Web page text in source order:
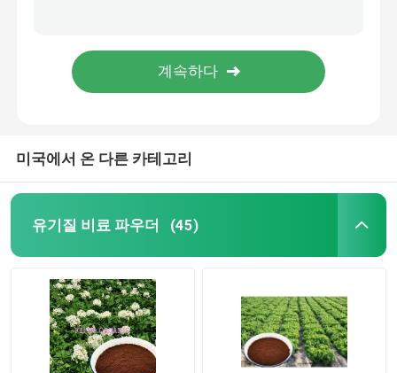
피쉬 공급 첨가제
가금 사료 첨가제
가금류 피 식사
제약 중간체
미국에서 온 다른 카테고리
유기질 비료 파우더 (45)